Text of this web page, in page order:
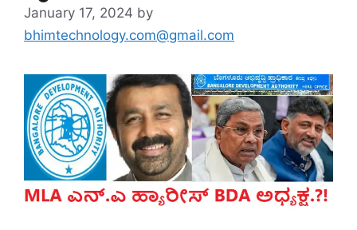
January 17, 2024 by
bhimtechnology.com@gmail.com